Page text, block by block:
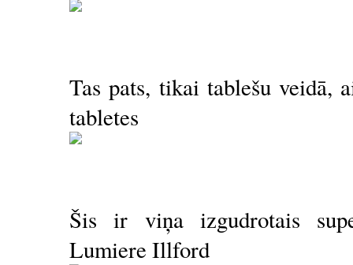
Tas pats, tikai tablešu veidā,
tabletes
Šis ir viņa izgudrotais
Lumiere Illford